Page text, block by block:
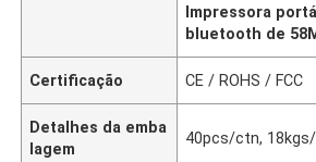
Impressora
bluetooth de
Certificação CE / ROHS / FCC
Detalhes da emba
lagem
40pcs/ctn,